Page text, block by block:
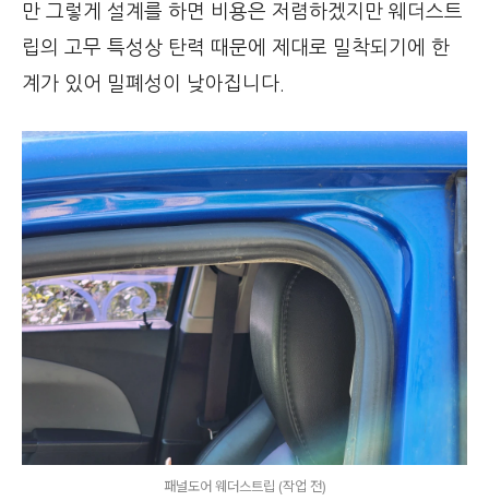
만 그렇게 설계를 하면 비용은 저렴하겠지만 웨더스트
립의 고무 특성상 탄력 때문에 제대로 밀착되기에 한
계가 있어 밀폐성이 낮아집니다.
패널도어 웨더스트립 (작업 전)